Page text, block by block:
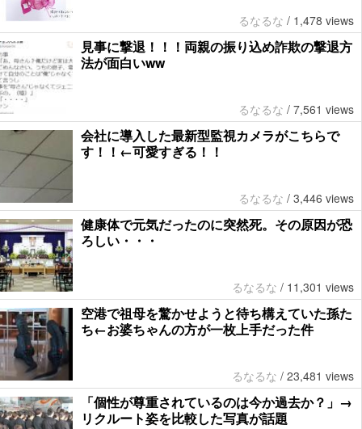
るなるな / 1,478 views
見事に撃退！！！両親の振り込め詐欺の撃退方
法が面白いww
るなるな / 7,561 views
会社に導入した最新型監視カメラがこちらで
す！！←可愛すぎる！！
るなるな / 3,446 views
健康体で元気だったのに突然死。その原因が恐
ろしい・・・
るなるな / 11,301 views
空港で祖母を驚かせようと待ち構えていた孫た
ち←お婆ちゃんの方が一枚上手だった件
るなるな / 23,481 views
「個性が尊重されているのは今か過去か？」→
リクルート姿を比較した写真が話題